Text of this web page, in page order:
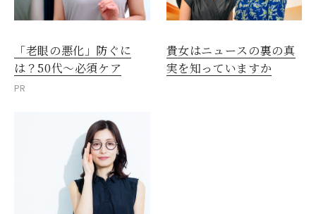
「老眼の悪化」防ぐに
は？50代～必須ケア
PR
貴女はニュースの裏の真
実を知っていますか